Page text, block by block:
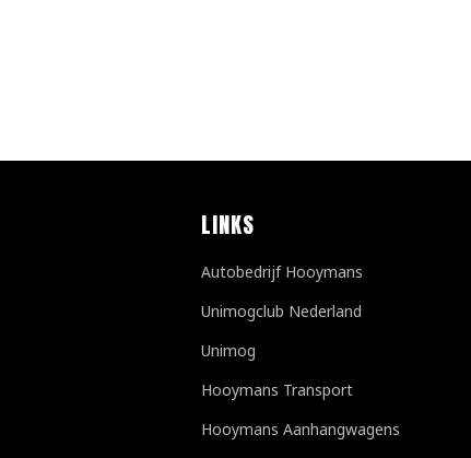
LINKS
Autobedrijf Hooymans
Unimogclub Nederland
Unimog
Hooymans Transport
Hooymans Aanhangwagens